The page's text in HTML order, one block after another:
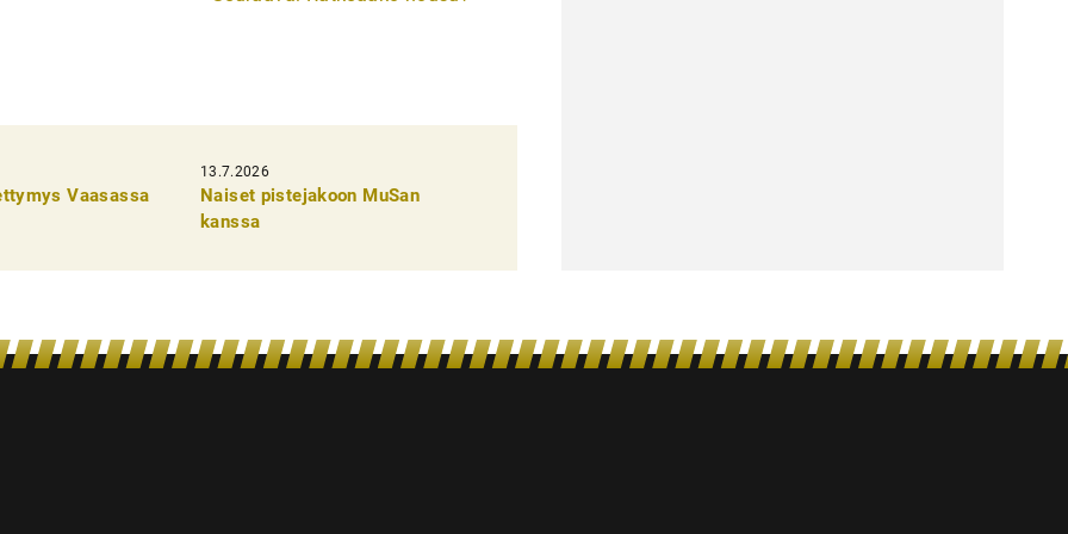
Vaasassa
13.7.2026
Naiset pistejakoon MuSan
kanssa